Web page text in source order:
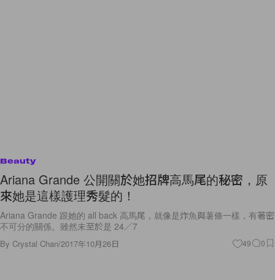
Beauty
Ariana Grande 公開關於她招牌高馬尾的秘密，原
來她是這樣護理秀髮的！
Ariana Grande 跟她的 all back 高馬尾，就像是炸魚與薯條一樣，有著密
不可分的關係。雖然未至於是 24／7
By Crystal Chan/2017年10月26日 49 0